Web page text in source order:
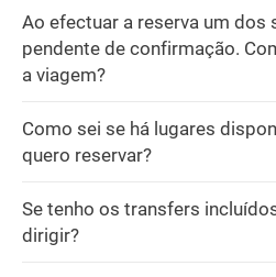
Ao efectuar a reserva um dos
pendente de confirmação.
a viagem?
Como sei se há lugares
quero reservar?
Se tenho os transfers
dirigir?